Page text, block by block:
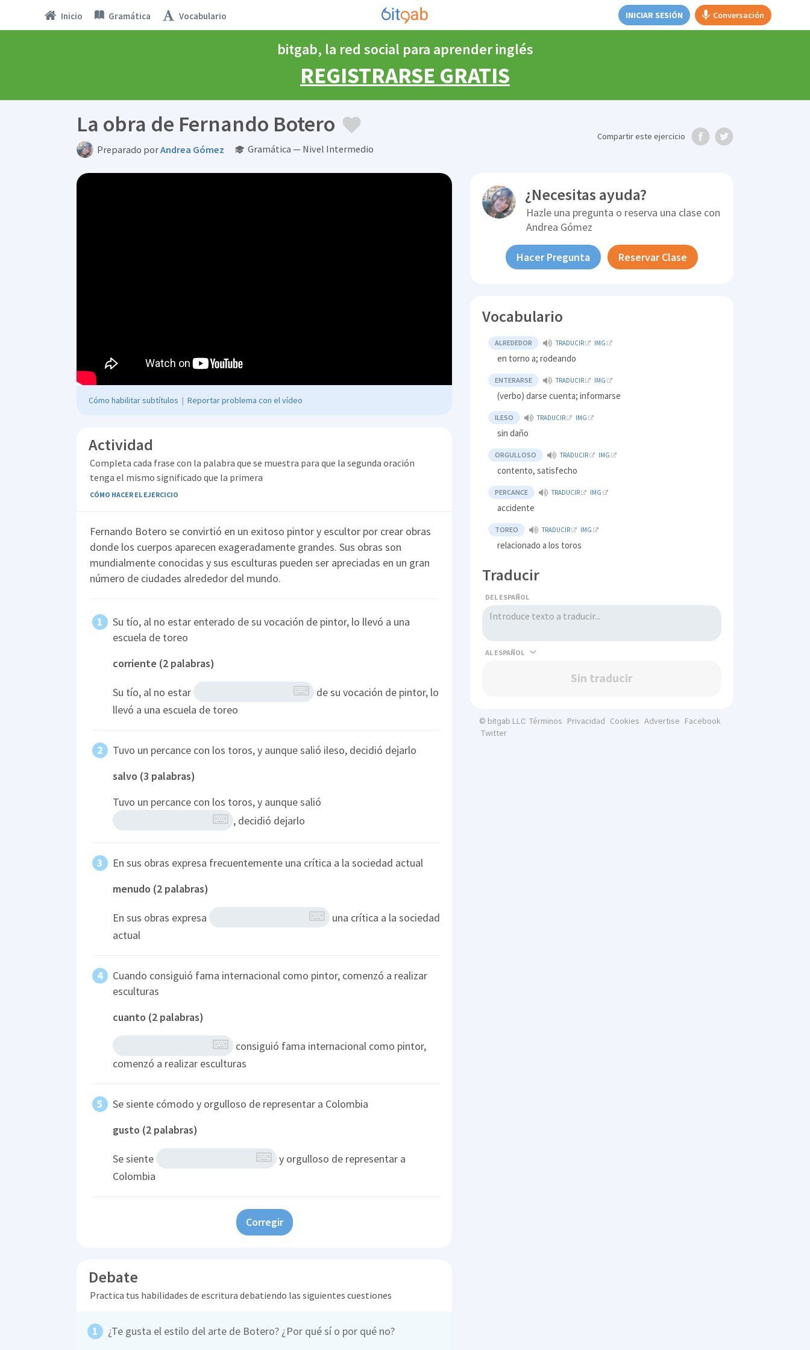
Inicio Gramática Vocabulario INICIAR SESIÓN Conversación
bitgab, la red social para aprender inglés
REGISTRARSE GRATIS
La obra de Fernando Botero
Preparado porAndrea Gómez Gramática — Nivel Intermedio
Compartireste ejercicio
Cómo habilitar subtítulos | Reportar problema con el vídeo
Actividad
Completa cada frase con la palabra que se muestra para que la segunda oración
tenga el mismo significado que la primera
CÓMO HACER EL EJERCICIO
Fernando Botero se convirtió en un exitoso pintor y escultor por crear obras
donde los cuerpos aparecen exageradamente grandes. Sus obras son
mundialmente conocidas y sus esculturas pueden ser apreciadas en un gran
número de ciudades alrededor del mundo.
Su tío, al no estar enterado de su vocación de pintor, lo llevó a una
escuela de toreo
corriente (2 palabras)
Su tío, al no estar
de su vocación de pintor, lo
llevó a una escuela de toreo
Tuvo un percance con los toros, y aunque salió ileso, decidió dejarlo
salvo (3 palabras)
Tuvo un percance con los toros, y aunque salió
, decidió dejarlo
En sus obras expresa frecuentemente una crítica a la sociedad actual
menudo (2 palabras)
En sus obras expresa
una crítica a la sociedad
actual
Cuando consiguió fama internacional como pintor, comenzó a realizar
esculturas
cuanto (2 palabras)
consiguió fama internacional como pintor,
comenzó a realizar esculturas
Se siente cómodo y orgulloso de representar a Colombia
gusto (2 palabras)
Se siente
y orgulloso de representar a
Colombia
Corregir
Debate
Practica tus habilidades de escritura debatiendo las siguientes cuestiones
¿Te gusta el estilo del arte de Botero? ¿Por qué sí o por qué no?
¿Necesitas ayuda?
Hazle una pregunta o reserva una clase con
Andrea Gómez
Hacer Pregunta Reservar Clase
Vocabulario
ALREDEDOR TRADUCIR IMG
en torno a; rodeando
ENTERARSE TRADUCIR IMG
(verbo) darse cuenta; informarse
ILESO TRADUCIR IMG
sin daño
ORGULLOSO TRADUCIR IMG
contento, satisfecho
PERCANCE TRADUCIR IMG
accidente
TOREO TRADUCIR IMG
relacionado a los toros
Traducir
DEL ESPAÑOL
AL
Sin traducir
© bitgab LLC Términos Privacidad Cookies Advertise Facebook
Twitter